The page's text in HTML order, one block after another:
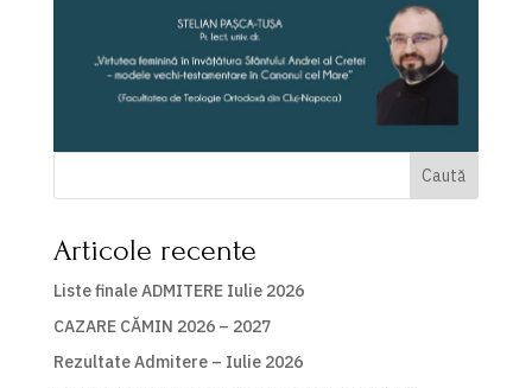
Caută
Articole recente
Liste finale ADMITERE Iulie 2026
CAZARE CĂMIN 2026 – 2027
Rezultate Admitere – Iulie 2026